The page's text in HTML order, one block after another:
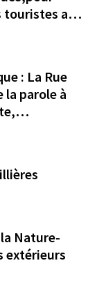
touristes au
: La Rue
la parole à
Nature-
extérieurs